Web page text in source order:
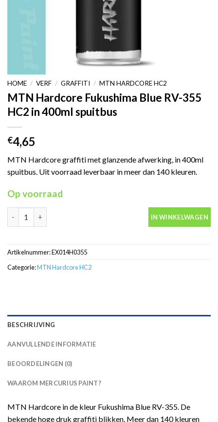
HOME / VERF / GRAFFITI / MTN HARDCORE HC2
MTN Hardcore Fukushima Blue RV-355
HC2 in 400ml spuitbus
€4,65
MTN Hardcore graffiti met glanzende afwerking, in 400ml
spuitbus. Uit voorraad leverbaar in meer dan 140 kleuren.
Op voorraad
IN WINKELWAGEN
Artikelnummer:EX014H0355
Categorie:MTN Hardcore HC2
BESCHRIJVING
AANVULLENDE INFORMATIE
BEOORDELINGEN (0)
WAAROM MERCURIUS PAINT?
MTN Hardcore in de kleur Fukushima Blue RV-355. De
bekende hoge druk graffiti blikken. Meer dan 140 kleuren